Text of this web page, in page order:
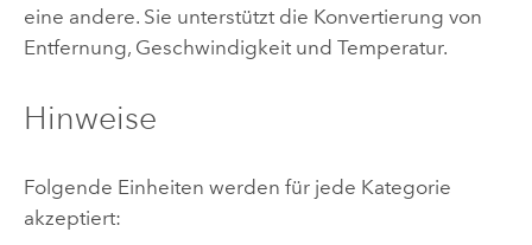
eine andere. Sie unterstützt die Konvertierung von
Entfernung, Geschwindigkeit und Temperatur.
Hinweise
Folgende Einheiten werden für jede Kategorie
akzeptiert: